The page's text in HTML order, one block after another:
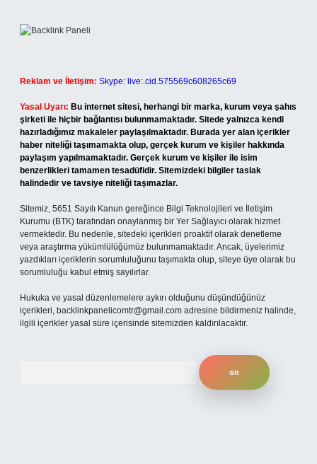
Reklam ve İletişim: Skype: live:.cid.575569c608265c69
Yasal Uyarı: Bu internet sitesi, herhangi bir marka, kurum veya şahıs
şirketi ile hiçbir bağlantısı bulunmamaktadır. Sitede yalnızca kendi
hazırladığımız makaleler paylaşılmaktadır. Burada yer alan içerikler
haber niteliği taşımamakta olup, gerçek kurum ve kişiler hakkında
paylaşım yapılmamaktadır. Gerçek kurum ve kişiler ile isim
benzerlikleri tamamen tesadüfidir. Sitemizdeki bilgiler taslak
halindedir ve tavsiye niteliği taşımazlar.
Sitemiz, 5651 Sayılı Kanun gereğince Bilgi Teknolojileri ve İletişim
Kurumu (BTK) tarafından onaylanmış bir Yer Sağlayıcı olarak hizmet
vermektedir. Bu nedenle, sitedeki içerikleri proaktif olarak denetleme
veya araştırma yükümlülüğümüz bulunmamaktadır. Ancak, üyelerimiz
yazdıkları içeriklerin sorumluluğunu taşımakta olup, siteye üye olarak bu
sorumluluğu kabul etmiş sayılırlar.
Hukuka ve yasal düzenlemelere aykırı olduğunu düşündüğünüz
içerikleri, backlinkpanelicomtr@gmail.com adresine bildirmeniz halinde,
ilgili içerikler yasal süre içerisinde sitemizden kaldırılacaktır.